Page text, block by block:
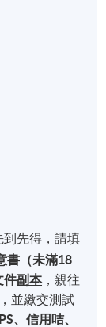
；
心領取正式
一次，不會
到先得，請填
書（未滿18
件副本，親往
並繳交測試
、信用咭、